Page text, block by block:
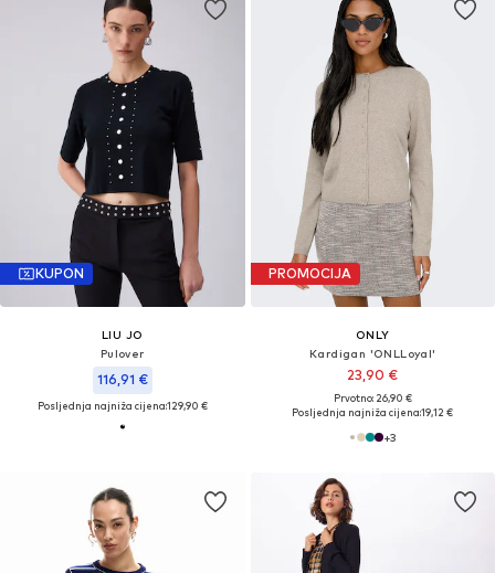
KUPON
LIU JO
Pulover
116,91 €
Posljednja najniža cijena:129,90 €
PROMOCIJA
ONLY
Kardigan 'ONLLoyal'
23,90 €
Prvotno: 26,90 €
Posljednja najniža cijena:19,12 €
+3